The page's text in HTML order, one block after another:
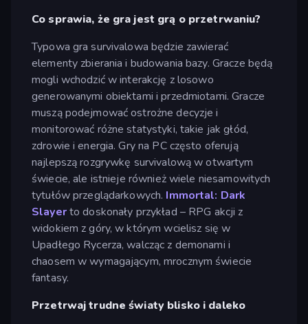
Co sprawia, że gra jest grą o przetrwaniu?
Typowa gra survivalowa będzie zawierać
elementy zbierania i budowania bazy. Gracze będą
mogli wchodzić w interakcję z losowo
generowanymi obiektami i przedmiotami. Gracze
muszą podejmować ostrożne decyzje i
monitorować różne statystyki, takie jak głód,
zdrowie i energia. Gry na PC często oferują
najlepszą rozgrywkę survivalową w otwartym
świecie, ale istnieje również wiele niesamowitych
tytułów przeglądarkowych. Immortal: Dark
Slayerto doskonały przykład – RPG akcji z
widokiem z góry, w którym wcielisz się w
Upadłego Rycerza, walcząc z demonami i
chaosem w wymagającym, mrocznym świecie
fantasy.
Przetrwaj trudne światy blisko i daleko